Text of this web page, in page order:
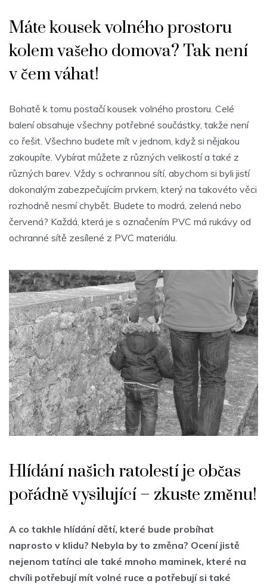
Máte kousek volného prostoru
kolem vašeho domova? Tak není
v čem váhat!
Bohatě k tomu postačí kousek volného prostoru. Celé
balení obsahuje všechny potřebné součástky, takže není
co řešit. Všechno budete mít v jednom, když si nějakou
zakoupíte. Vybírat můžete z různých velikostí a také z
různých barev. Vždy s ochrannou sítí, abychom si byli jistí
dokonalým zabezpečujícím prvkem, který na takovéto věci
rozhodně nesmí chybět. Budete to modrá, zelená nebo
červená? Každá, která je s označením PVC má rukávy od
ochranné sítě zesílené z PVC materiálu.
Hlídání našich ratolestí je občas
pořádně vysilující – zkuste změnu!
A co takhle hlídání dětí, které bude probíhat
naprosto v klidu? Nebyla by to změna? Ocení jistě
nejenom tatínci ale také mnoho maminek, které na
chvíli potřebují mít volné ruce a potřebují si také